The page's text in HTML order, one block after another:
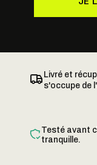
Livré et
s'occupe de
Testé avant
tranquille.